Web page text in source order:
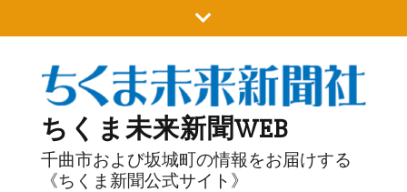
to
ちくま未来新聞WEB
千曲市および坂城町の情報をお届けする
《ちくま新聞公式サイト》